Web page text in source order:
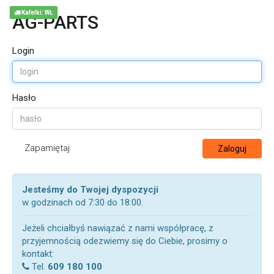
AG-PARTS
Login
Hasło
Zapamiętaj Zaloguj
Jesteśmy do Twojej dyspozycji
w godzinach od 7:30 do 18:00.
Jeżeli chciałbyś nawiązać z nami współpracę, z
przyjemnością odezwiemy się do Ciebie, prosimy o
kontakt:
Tel. 609 180 100
Kafelki: WŁ